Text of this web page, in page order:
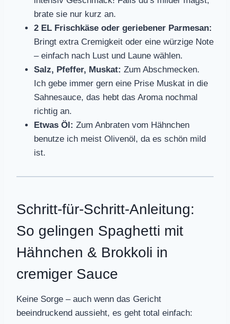
brate sie nur kurz an.
2 EL Frischkäse oder geriebener Parmesan:
Bringt extra Cremigkeit oder eine würzige Note
– einfach nach Lust und Laune wählen.
Salz, Pfeffer, Muskat: Zum Abschmecken.
Ich gebe immer gern eine Prise Muskat in die
Sahnesauce, das hebt das Aroma nochmal
richtig an.
Etwas Öl: Zum Anbraten vom Hähnchen
benutze ich meist Olivenöl, da es schön mild
ist.
Schritt-für-Schritt-Anleitung:
So gelingen Spaghetti mit
Hähnchen & Brokkoli in
cremiger Sauce
Keine Sorge – auch wenn das Gericht
beeindruckend aussieht, es geht total einfach: